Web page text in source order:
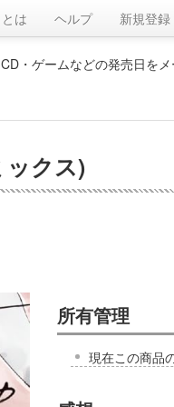
は ヘルプ 新規登録
・ゲームなどの発売日を
クス)
所有管理
現在この商品